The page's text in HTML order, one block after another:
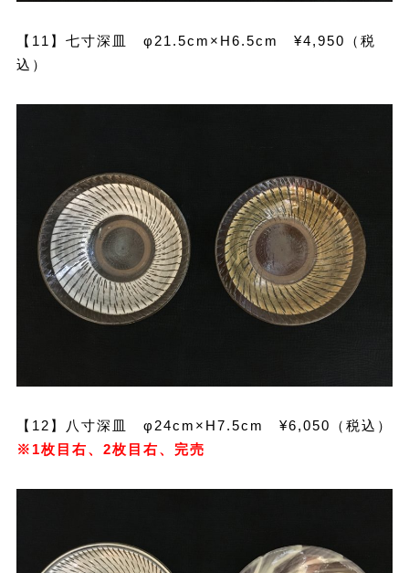
【11】七寸深皿 φ21.5cm×H6.5cm ¥4,950（税
込）
【12】八寸深皿 φ24cm×H7.5cm ¥6,050（税込）
※1枚目右、2枚目右、完売